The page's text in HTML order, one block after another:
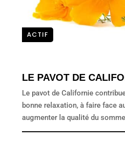
ACTIF
LE PAVOT DE
Le pavot de Californie
bonne relaxation, à faire face
augmenter la qualité du